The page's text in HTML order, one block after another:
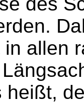
allen
heißt,